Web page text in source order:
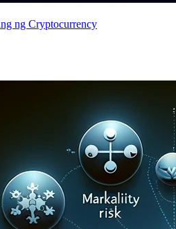
ng Cryptocurrency